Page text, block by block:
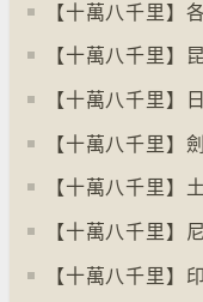
【十萬八千里】